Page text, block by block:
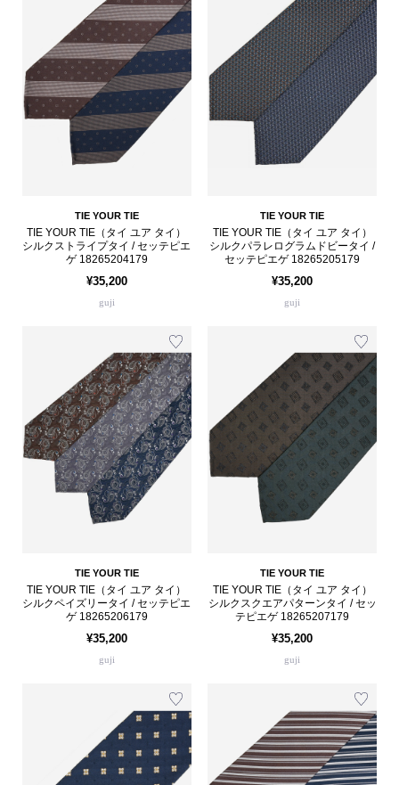
TIE YOUR TIE
TIE YOUR TIE（タイ ユア タイ）
シルクストライプタイ / セッテピエ
ゲ 18265204179
¥35,200
guji
TIE YOUR TIE
TIE YOUR TIE（タイ ユア タイ）
シルクパラレログラムドビータイ /
セッテピエゲ 18265205179
¥35,200
guji
TIE YOUR TIE
TIE YOUR TIE（タイ ユア タイ）
シルクペイズリータイ / セッテピエ
ゲ 18265206179
¥35,200
guji
TIE YOUR TIE
TIE YOUR TIE（タイ ユア タイ）
シルクスクエアパターンタイ / セッ
テピエゲ 18265207179
¥35,200
guji